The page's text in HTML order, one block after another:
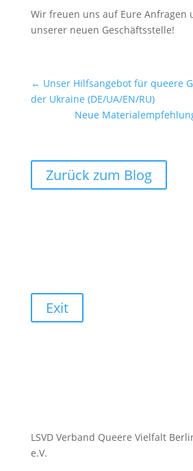
Wir freuen uns auf Eure Anfragen
unserer neuen Geschäftsstelle!
← Unser Hilfsangebot für queere
der Ukraine (DE/UA/EN/RU)
Neue
Zurück zum Blog
Exit
LSVD Verband Queere Vielfalt
e.V.